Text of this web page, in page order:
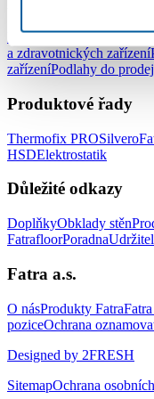
Podlahy do kanceláří
a zdravotnických zařízení
zařízeníPodlahy do
Produktové řady
Thermofix PROSilvero
HSDElektrostatik
Důležité odkazy
DoplňkyObklady stěn
FatrafloorPoradna
Fatra a.s.
O násProdukty Fatra
poziceOchrana
Designed by 2FRESH
SitemapOchrana